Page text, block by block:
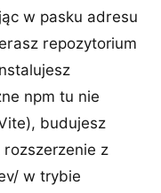
w pasku adresu
repozytorium
npm tu nie
budujesz
rozszerzenie z
w trybie